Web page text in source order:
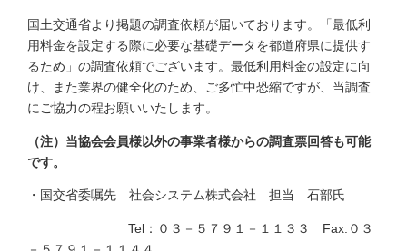
国土交通省より掲題の調査依頼が届いております。「最低利
用料金を設定する際に必要な基礎データを都道府県に提供す
るため」の調査依頼でございます。最低利用料金の設定に向
け、また業界の健全化のため、ご多忙中恐縮ですが、当調査
にご協力の程お願いいたします。
（注）当協会会員様以外の事業者様からの調査票回答も可能
です。
・国交省委嘱先 社会システム株式会社 担当 石部氏
Tel：０３－５７９１－１１３３ Fax:０３